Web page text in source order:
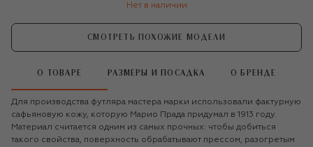
Нет в наличии
СМОТРЕТЬ ПОХОЖИЕ МОДЕЛИ
О ТОВАРЕ РАЗМЕРЫ И ПОСАДКА О БРЕНДЕ
Для производства футляра мастера марки использовали фактурную
сафьяновую кожу, которую Марио Прада придумал в 1913 году.
Материал считается одним из самых прочных: чтобы добиться
такого свойства, поверхность обрабатывают прессом, разогретым